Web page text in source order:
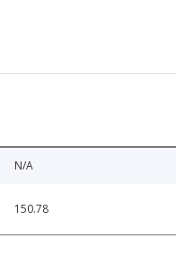
N/A
150.78